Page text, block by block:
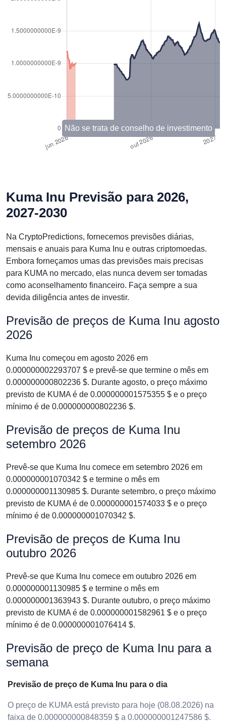
Não se trata de conselho de investimento
Kuma Inu Previsão para 2026,
2027-2030
Na CryptoPredictions, fornecemos previsões diárias,
mensais e anuais para Kuma Inu e outras criptomoedas.
Embora forneçamos umas das previsões mais precisas
para KUMA no mercado, elas nunca devem ser tomadas
como aconselhamento financeiro. Faça sempre a sua
devida diligência antes de investir.
Previsão de preços de Kuma Inu agosto
2026
Kuma Inu começou em agosto 2026 em
0.000000002293707 $ e prevê-se que termine o mês em
0.000000000802236 $. Durante agosto, o preço máximo
previsto de KUMA é de 0.000000001575355 $ e o preço
mínimo é de 0.000000000802236 $.
Previsão de preços de Kuma Inu
setembro 2026
Prevê-se que Kuma Inu comece em setembro 2026 em
0.000000001070342 $ e termine o mês em
0.000000001130985 $. Durante setembro, o preço máximo
previsto de KUMA é de 0.000000001574033 $ e o preço
mínimo é de 0.000000001070342 $.
Previsão de preços de Kuma Inu
outubro 2026
Prevê-se que Kuma Inu comece em outubro 2026 em
0.000000001130985 $ e termine o mês em
0.000000001363943 $. Durante outubro, o preço máximo
previsto de KUMA é de 0.000000001582961 $ e o preço
mínimo é de 0.000000001076414 $.
Previsão de preço de Kuma Inu para a
semana
Previsão de preço de Kuma Inu para o dia
O preço de KUMA está previsto para hoje (08.08.2026) na
faixa de 0.000000000848359 $ a 0.000000001247586 $.